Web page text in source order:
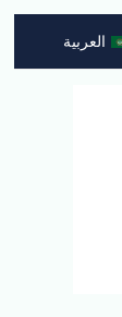
العربية